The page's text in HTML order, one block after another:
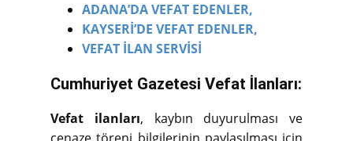
ADANA’DA VEFAT EDENLER,
KAYSERİ’DE VEFAT EDENLER,
VEFAT İLAN SERVİSİ
Cumhuriyet Gazetesi Vefat İlanları:
Vefat ilanları, kaybın duyurulması ve